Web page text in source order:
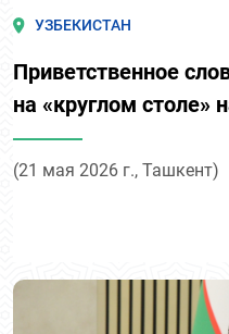
УЗБЕКИСТАН
Приветственное
на «круглом столе» на тему:
образовательных
потребностей рынка
(21 мая 2026 г., Ташкент)